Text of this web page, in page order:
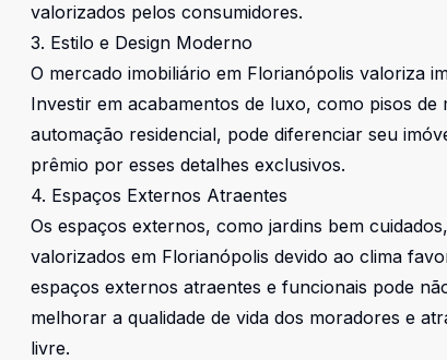
valorizados pelos consumidores.
3. Estilo e Design Moderno
O mercado imobiliário em Florianópolis valoriza
Investir em acabamentos de luxo, como pisos
automação residencial, pode diferenciar seu
prêmio por esses detalhes exclusivos.
4. Espaços Externos Atraentes
Os espaços externos, como jardins bem
valorizados em Florianópolis devido ao clima
espaços externos atraentes e funcionais pode
melhorar a qualidade de vida dos moradores e
livre.